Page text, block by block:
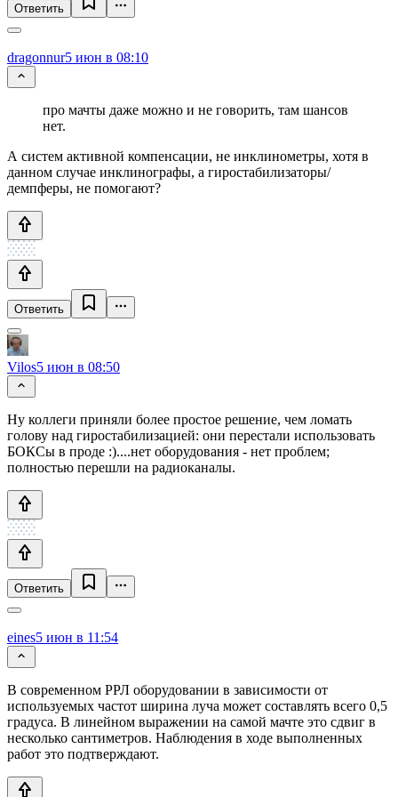
Ответить
dragonnur5 июн в 08:10
про мачты даже можно и не говорить, там шансов
нет.
А систем активной компенсации, не инклинометры, хотя в
данном случае инклинографы, а гиростабилизаторы/
демпферы, не помогают?
Ответить
Vilos5 июн в 08:50
Ну коллеги приняли более простое решение, чем ломать
голову над гиростабилизацией: они перестали использовать
БОКСы в проде :)....нет оборудования - нет проблем;
полностью перешли на радиоканалы.
Ответить
eines5 июн в 11:54
В современном РРЛ оборудовании в зависимости от
используемых частот ширина луча может составлять всего 0,5
градуса. В линейном выражении на самой мачте это сдвиг в
несколько сантиметров. Наблюдения в ходе выполненных
работ это подтверждают.